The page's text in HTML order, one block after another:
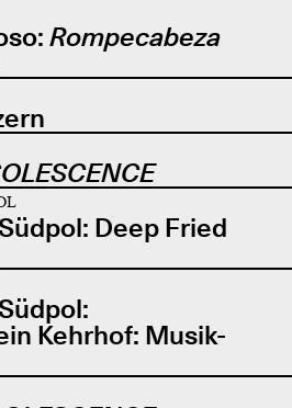
Rompecabeza
Deep Fried
Kehrhof: Musik-